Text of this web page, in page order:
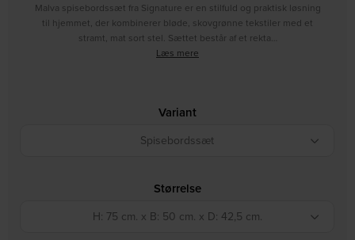
Malva spisebordssæt fra Signature er en stilfuld og praktisk løsning
til hjemmet, der kombinerer bløde, skovgrønne tekstiler med et
stramt, mat sort stel. Sættet består af et rekta…
Læs mere
Variant
Spisebordssæt
Størrelse
H: 75 cm. x B: 50 cm. x D: 42,5 cm.